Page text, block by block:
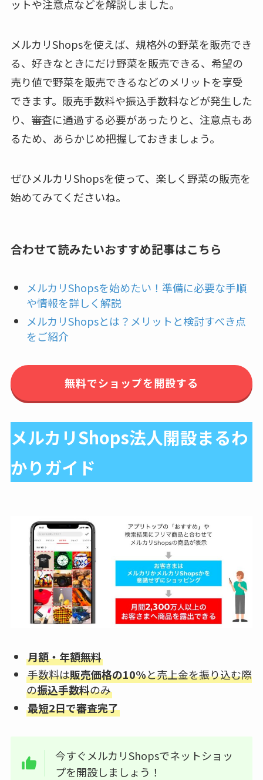
ットや注意点などを解説しました。
メルカリShopsを使えば、規格外の野菜を販売でき
る、好きなときにだけ野菜を販売できる、希望の
売り値で野菜を販売できるなどのメリットを享受
できます。販売手数料や振込手数料などが発生した
り、審査に通過する必要があったりと、注意点もあ
るため、あらかじめ把握しておきましょう。
ぜひメルカリShopsを使って、楽しく野菜の販売を
始めてみてくださいね。
合わせて読みたいおすすめ記事はこちら
メルカリShopsを始めたい！準備に必要な手順
や情報を詳しく解説
メルカリShopsとは？メリットと検討すべき点
をご紹介
無料でショップを開設する
メルカリShops法人開設まるわ
かりガイド
月額・年額無料
手数料は販売価格の10%と売上金を振り込む際
の振込手数料のみ
最短2日で審査完了
今すぐメルカリShopsでネットショッ
プを開設しましょう！